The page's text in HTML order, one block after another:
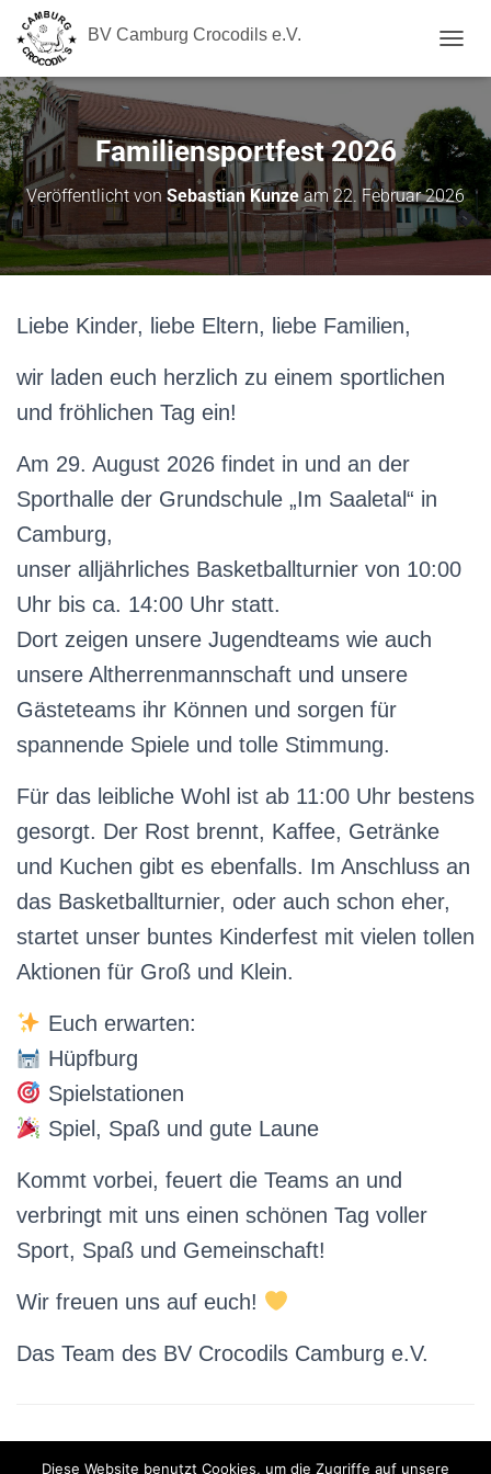
BV Camburg Crocodils e.V.
A
I
G
A
T
I
N
Familiensportfest 2026
Veröffentlicht von Sebastian Kunzeam22. Februar 2026
Liebe Kinder, liebe Eltern, liebe Familien,
wir laden euch herzlich zu einem sportlichen
und fröhlichen Tag ein!
Am 29. August 2026 findet in und an der
Sporthalle der Grundschule „Im Saaletal“ in
Camburg,
unser alljährliches Basketballturnier von 10:00
Uhr bis ca. 14:00 Uhr statt.
Dort zeigen unsere Jugendteams wie auch
unsere Altherrenmannschaft und unsere
Gästeteams ihr Können und sorgen für
spannende Spiele und tolle Stimmung.
Für das leibliche Wohl ist ab 11:00 Uhr bestens
gesorgt. Der Rost brennt, Kaffee, Getränke
und Kuchen gibt es ebenfalls. Im Anschluss an
das Basketballturnier, oder auch schon eher,
startet unser buntes Kinderfest mit vielen tollen
Aktionen für Groß und Klein.
Euch erwarten:
Hüpfburg
Spielstationen
Spiel, Spaß und gute Laune
Kommt vorbei, feuert die Teams an und
verbringt mit uns einen schönen Tag voller
Sport, Spaß und Gemeinschaft!
Wir freuen uns auf euch!
Das Team des BV Crocodils Camburg e.V.
Diese Website benutzt Cookies, um die Zugriffe auf unsere